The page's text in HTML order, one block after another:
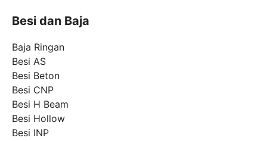
Besi dan Baja
Baja Ringan
Besi AS
Besi Beton
Besi CNP
Besi H Beam
Besi Hollow
Besi INP